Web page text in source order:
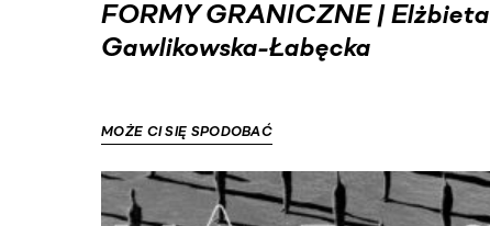
FORMY GRANICZNE | Elżbieta
Gawlikowska-Łabęcka
MOŻE CI SIĘ SPODOBAĆ